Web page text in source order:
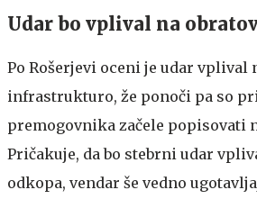
Udar bo vplival na
Po Rošerjevi oceni je udar vplival
infrastrukturo, že ponoči pa so
premogovnika začele popisovati
Pričakuje, da bo stebrni udar
odkopa, vendar še vedno